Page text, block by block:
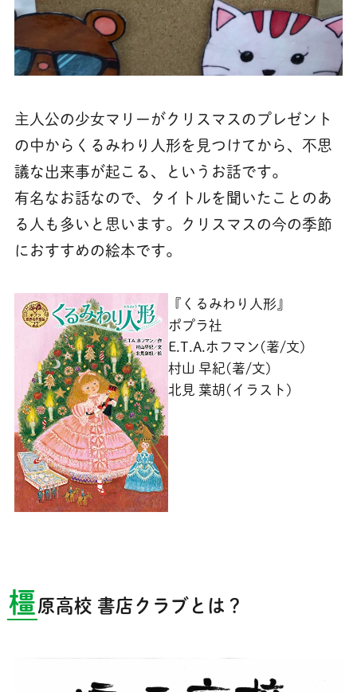
主人公の少女マリーがクリスマスのプレゼント
の中からくるみわり人形を見つけてから、不思
議な出来事が起こる、というお話です。
有名なお話なので、タイトルを聞いたことのあ
る人も多いと思います。クリスマスの今の季節
におすすめの絵本です。
『くるみわり人形』
ポプラ社
E.T.A.ホフマン(著/文)
村山 早紀(著/文)
北見 葉胡(イラスト)
橿原高校 書店クラブとは？